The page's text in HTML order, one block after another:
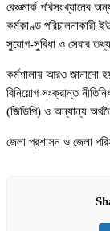
বেঞ্চমার্ক পরিসংখ্যানের
কর্মকাণ্ড পরিচালনাকারী
সুযোগ-সুবিধা ও সেবার
কর্মশালায় আরও জানানো
বিনিয়োগ সংক্রান্ত
(জিডিপি) ও অন্যান্য
জেলা প্রশাসন ও জেলা